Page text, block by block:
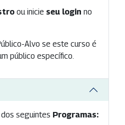
ou inicie seu login no
Alvo se este curso é
público específico.
seguintes Programas: